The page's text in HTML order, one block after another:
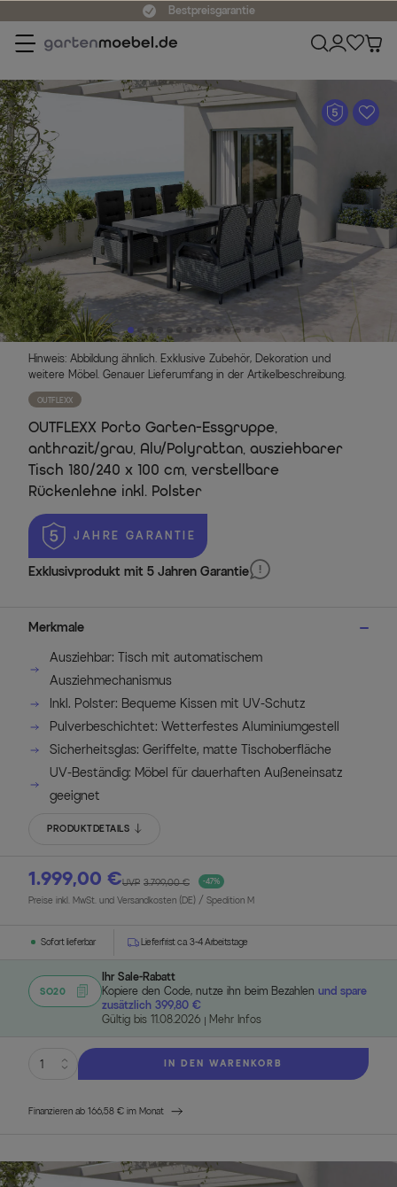
Bestpreisgarantie
A
Hinweis: Abbildung ähnlich. Exklusive Zubehör, Dekoration und
weitere Möbel. Genauer Lieferumfang in der Artikelbeschreibung.
OUTFLEXX
OUTFLEXX Porto Garten-Essgruppe,
anthrazit/grau, Alu/Polyrattan, ausziehbarer
Tisch 180/240 x 100 cm, verstellbare
Rückenlehne inkl. Polster
JAHRE GARANTIE
Exklusivprodukt mit 5 Jahren Garantie
Merkmale
Ausziehbar: Tisch mit automatischem
Ausziehmechanismus
Inkl. Polster: Bequeme Kissen mit UV-Schutz
Pulverbeschichtet: Wetterfestes Aluminiumgestell
Sicherheitsglas: Geriffelte, matte Tischoberfläche
UV-Beständig: Möbel für dauerhaften Außeneinsatz
geeignet
PRODUKTDETAILS
1.999,00 € -47%
UVP 3.799,00 €
Preise inkl. MwSt. und Versandkosten (DE) / Spedition M
Sofort lieferbar Lieferfrist ca. 3-4 Arbeitstage
SO20
Ihr Sale-Rabatt
Kopiere den Code, nutze ihn beim Bezahlen und spare
zusätzlich 399,80 €
Gültig bis 11.08.2026
Mehr Infos
IN DEN WARENKORB
Finanzieren ab 166,58 € im Monat